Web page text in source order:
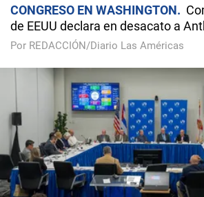
CONGRESO EN WASHINGTON
de EEUU declara en desacato a
Por REDACCIÓN/Diario Las Américas